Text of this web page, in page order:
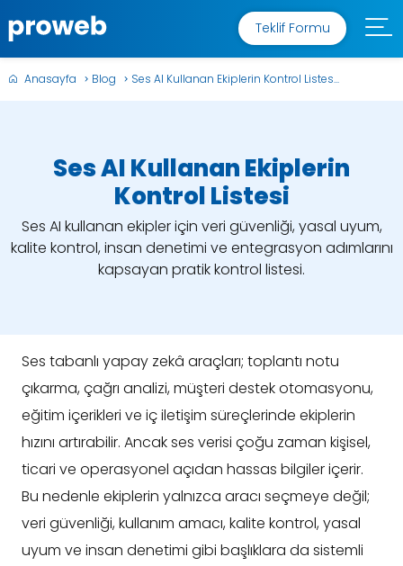
Teklif Formu
Anasayfa Blog Ses AI Kullanan Ekiplerin Kontrol Listes...
Ses AI Kullanan Ekiplerin
Kontrol Listesi
Ses AI kullanan ekipler için veri güvenliği, yasal uyum,
kalite kontrol, insan denetimi ve entegrasyon adımlarını
kapsayan pratik kontrol listesi.
Ses tabanlı yapay zekâ araçları; toplantı notu
çıkarma, çağrı analizi, müşteri destek otomasyonu,
eğitim içerikleri ve iç iletişim süreçlerinde ekiplerin
hızını artırabilir. Ancak ses verisi çoğu zaman kişisel,
ticari ve operasyonel açıdan hassas bilgiler içerir.
Bu nedenle ekiplerin yalnızca aracı seçmeye değil;
veri güvenliği, kullanım amacı, kalite kontrol, yasal
uyum ve insan denetimi gibi başlıklara da sistemli